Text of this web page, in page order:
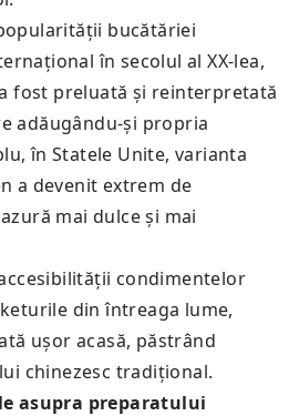
bucătăriei
în secolul al XX-lea,
fost preluată și reinterpretată
adăugându-și propria
în Statele Unite, varianta
a devenit extrem de
mai dulce și mai
condimentelor
din întreaga lume,
ușor acasă, păstrând
chinezesc tradițional.
asupra preparatului